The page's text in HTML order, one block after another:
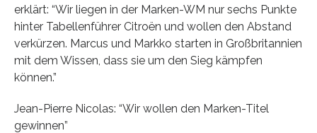
erklärt: “Wir liegen in der Marken-WM nur sechs Punkte
hinter Tabellenführer Citroën und wollen den Abstand
verkürzen. Marcus und Markko starten in Großbritannien
mit dem Wissen, dass sie um den Sieg kämpfen
können.”
Jean-Pierre Nicolas: “Wir wollen den Marken-Titel
gewinnen”